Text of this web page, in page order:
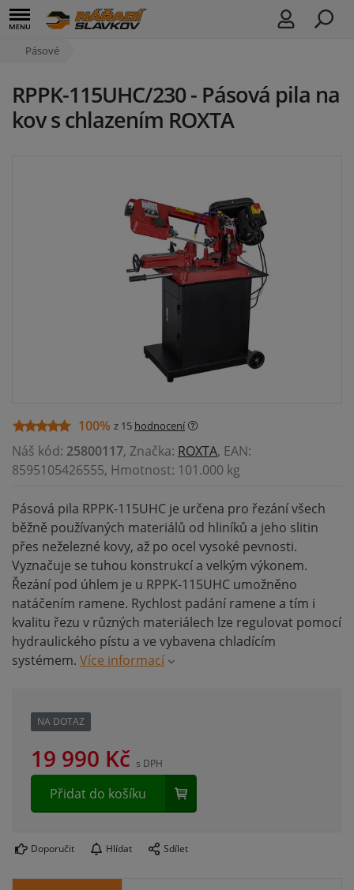
Pásové
RPPK-115UHC/230 - Pásová pila na
kov s chlazením ROXTA
100% z 15 hodnocení
Náš kód: 25800117, Značka: ROXTA, EAN:
8595105426555, Hmotnost: 101.000 kg
Pásová pila RPPK-115UHC je určena pro řezání všech
běžně používaných materiálů od hliníků a jeho slitin
přes neželezné kovy, až po ocel vysoké pevnosti.
Vyznačuje se tuhou konstrukcí a velkým výkonem.
Řezání pod úhlem je u RPPK-115UHC umožněno
natáčením ramene. Rychlost padání ramene a tím i
kvalitu řezu v různých materiálech lze regulovat pomocí
hydraulického pístu a ve vybavena chladícím
systémem. Více informací
NA DOTAZ
19 990 Kč s DPH
Přidat do košíku
Doporučit Hlídat Sdílet